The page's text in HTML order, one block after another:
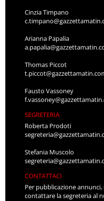
Cinzia Timpano
Arianna Papalia
Thomas Piccot
Fausto Vassoney
SEGRETERIA
Roberta Prodoti
Stefania Muscolo
CONTATTACI
Per pubblicazione
contattare la segreteria al